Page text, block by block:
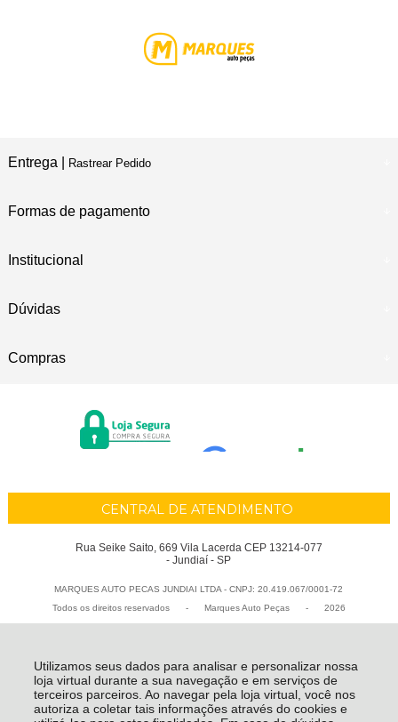
Utilizamos seus dados para analisar e personalizar nossa
loja virtual durante a sua navegação e em serviços de
terceiros parceiros. Ao navegar pela loja virtual, você nos
autoriza a coletar tais informações através do cookies e
Entrega | Rastrear Pedido
Formas de pagamento
Institucional
Dúvidas
Compras
CENTRAL DE ATENDIMENTO
Rua Seike Saito, 669 Vila Lacerda CEP 13214-077
- Jundiaí - SP
MARQUES AUTO PECAS JUNDIAI LTDA - CNPJ: 20.419.067/0001-72
Todos os direitos reservados
- Marques Auto Peças - 2026